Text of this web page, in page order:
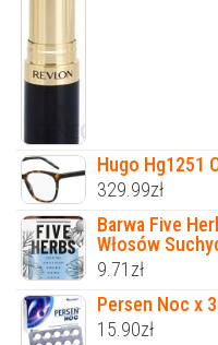
Hugo Hg1251
329.99zł
Barwa Five
Włosów
9.71 zł
Persen Noc x
15.90zł